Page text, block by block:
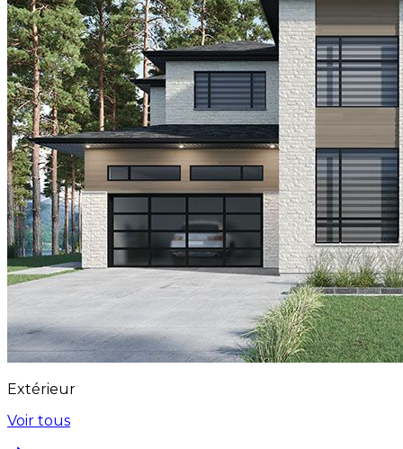
Extérieur
Voir tous